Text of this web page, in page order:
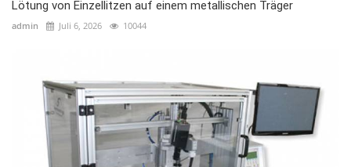
Lötung von Einzellitzen auf einem metallischen Träger
admin Juli 6, 2026 10044